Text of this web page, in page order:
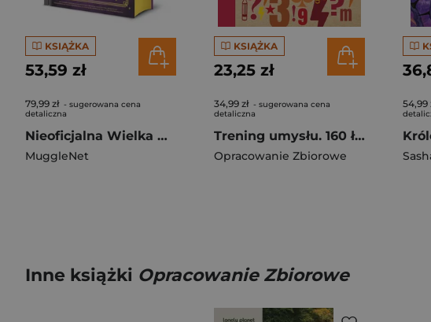
KSIĄŻKA
53,59 zł
79,99 zł - sugerowana cena
detaliczna
Nieoficjalna Wielka Księga Zaklęć Harry'ego Pottera. Kompletny przewodnik po zaklęciach dla czarodziejów i czarownic [wyd. 2026, barwione brzegi]
MuggleNet
KSIĄŻKA
23,25 zł
34,99 zł - sugerowana cena
detaliczna
Trening umysłu. 160 łamigłówek i zagadek rozwijających logiczne myślenie
Opracowanie Zbiorowe
54,99
Inne książki Opracowanie Zbiorowe